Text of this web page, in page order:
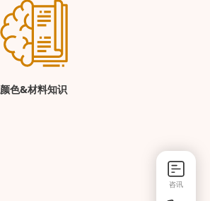
颜色&材料知识
咨讯